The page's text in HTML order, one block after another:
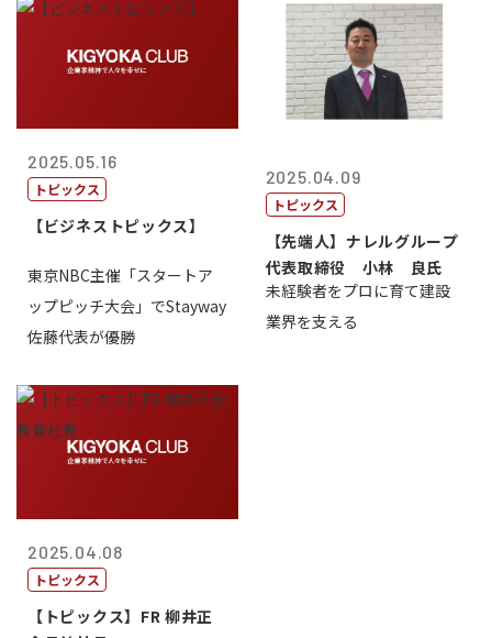
2025.05.16
トピックス
【ビジネストピックス】
東京NBC主催「スタートア
ップピッチ大会」でStayway
佐藤代表が優勝
2025.04.09
トピックス
【先端人】ナレルグループ
代表取締役 小林 良氏
未経験者をプロに育て建設
業界を支える
2025.04.08
トピックス
【トピックス】FR 柳井正